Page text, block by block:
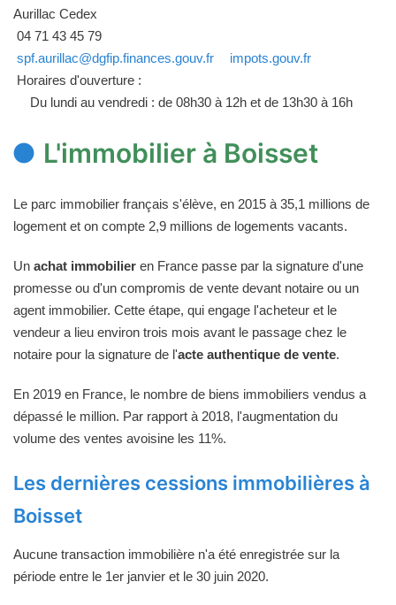
Aurillac Cedex
04 71 43 45 79
spf.aurillac@dgfip.finances.gouv.fr
impots.gouv.fr
Horaires d'ouverture :
Du lundi au vendredi : de 08h30 à 12h et de 13h30 à 16h
L'immobilier à Boisset
Le parc immobilier français s'élève, en 2015 à 35,1 millions de
logement et on compte 2,9 millions de logements vacants.
Un achat immobilier en France passe par la signature d'une
promesse ou d'un compromis de vente devant notaire ou un
agent immobilier. Cette étape, qui engage l'acheteur et le
vendeur a lieu environ trois mois avant le passage chez le
notaire pour la signature de l'acte authentique de vente.
En 2019 en France, le nombre de biens immobiliers vendus a
dépassé le million. Par rapport à 2018, l'augmentation du
volume des ventes avoisine les 11%.
Les dernières cessions immobilières à
Boisset
Aucune transaction immobilière n'a été enregistrée sur la
période entre le 1er janvier et le 30 juin 2020.